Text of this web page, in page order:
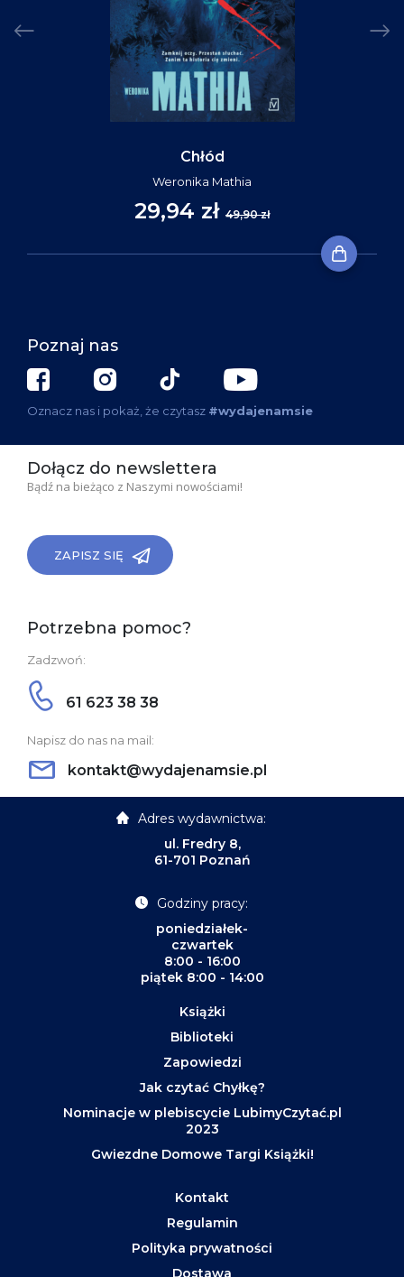
Chłód
Weronika Mathia
29,94 zł 49,90 zł
Poznaj nas
Oznacz nas i pokaż, że czytasz #wydajenamsie
Dołącz do newslettera
Bądź na bieżąco z Naszymi nowościami!
ZAPISZ SIĘ
Potrzebna pomoc?
Zadzwoń:
61 623 38 38
Napisz do nas na mail:
kontakt@wydajenamsie.pl
Adres wydawnictwa:
ul. Fredry 8,
61-701 Poznań
Godziny pracy:
poniedziałek-
czwartek
8:00 - 16:00
piątek 8:00 - 14:00
Książki
Biblioteki
Zapowiedzi
Jak czytać Chyłkę?
Nominacje w plebiscycie LubimyCzytać.pl
2023
Gwiezdne Domowe Targi Książki!
Kontakt
Regulamin
Polityka prywatności
Dostawa